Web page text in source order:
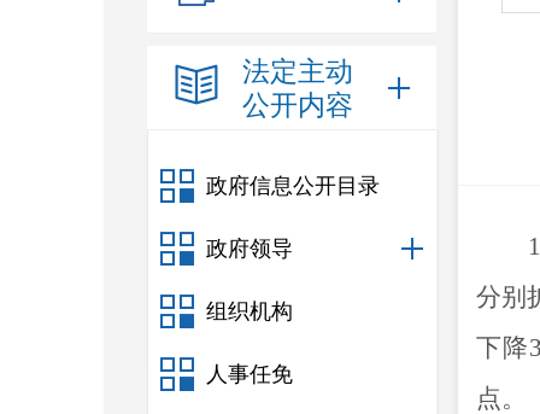
法定主动
公开内容
政府信息公开目录
政府领导
组织机构
人事任免
分别
下降
点。